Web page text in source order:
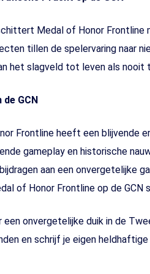
Medal of Honor Frontline
tillen de spelervaring naar
het slagveld tot leven als nooit
GCN
Frontline heeft een blijvende
gameplay en historische
aan een onvergetelijke
of Honor Frontline op de
een onvergetelijke duik in de
en schrijf je eigen